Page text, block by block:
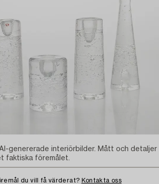
du vill få värderat? Kontakta oss
genererade interiörbilder. Mått och detaljer
faktiska föremålet.